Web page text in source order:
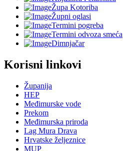
Župa Kotoriba
Župni oglasi
Termini pogreba
Termini odvoza smeća
Dimnjačar
Korisni linkovi
Županija
HEP
Međimurske vode
Prekom
Međimurska priroda
Lag Mura Drava
Hrvatske željeznice
MUP